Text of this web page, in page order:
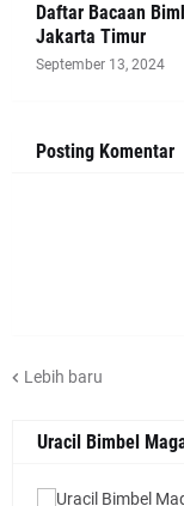
Daftar Bacaan
Jakarta Timur
September 13, 2024
Posting Komentar
Lebih baru
Uracil Bimbel